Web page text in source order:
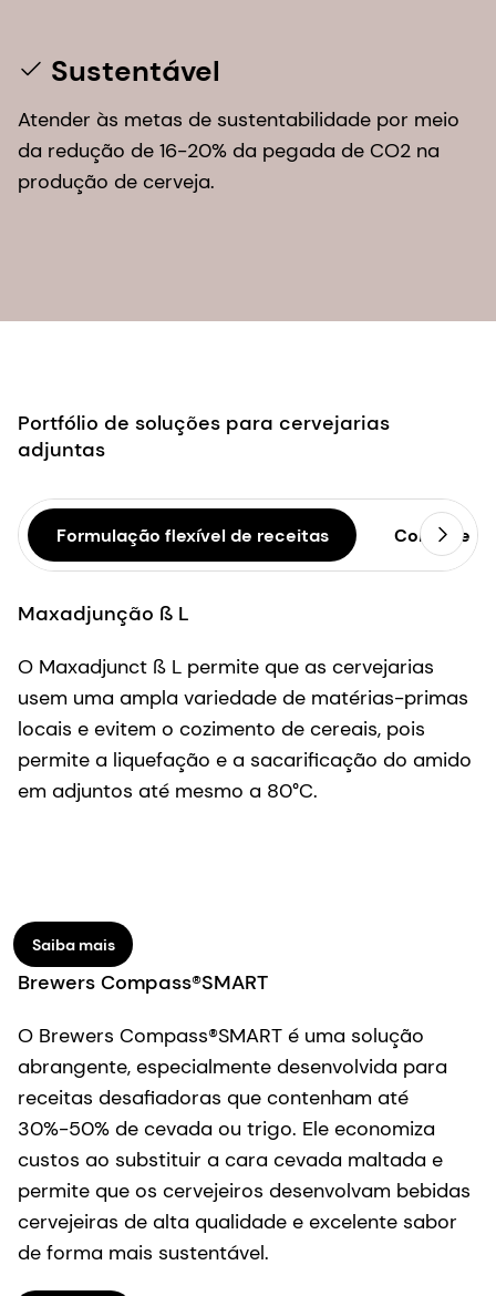
Sustentável
Atender às metas de sustentabilidade por meio
da redução de 16-20% da pegada de CO2 na
produção de cerveja.
Portfólio de soluções para cervejarias
adjuntas
Formulação flexível de receitas Controle
Maxadjunção ß L
O Maxadjunct ß L permite que as cervejarias
usem uma ampla variedade de matérias-primas
locais e evitem o cozimento de cereais, pois
permite a liquefação e a sacarificação do amido
em adjuntos até mesmo a 80°C.
Saiba mais
Brewers Compass®SMART
O Brewers Compass®SMART é uma solução
abrangente, especialmente desenvolvida para
receitas desafiadoras que contenham até
30%-50% de cevada ou trigo. Ele economiza
custos ao substituir a cara cevada maltada e
permite que os cervejeiros desenvolvam bebidas
cervejeiras de alta qualidade e excelente sabor
de forma mais sustentável.